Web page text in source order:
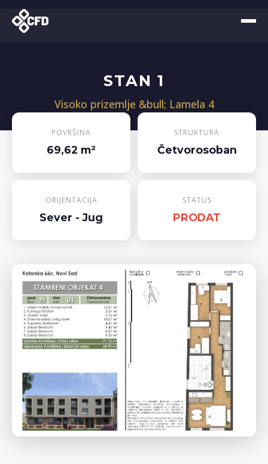
STAN 1
Visoko prizemlje &bull; Lamela 4
POVRŠINA
69,62 m²
STRUKTURA
Četvorosoban
ORIJENTACIJA
Sever - Jug
STATUS
PRODAT